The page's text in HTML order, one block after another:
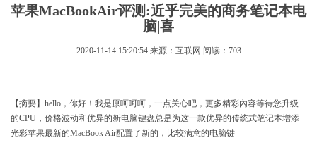
苹果MacBookAir评测:近乎完美的商务笔记本电
脑|喜
2020-11-14 15:20:54 来源：互联网 阅读：703
【摘要】hello，你好！我是原呵呵呵，一点关心吧，更多精彩內容等待您升级
的CPU，价格波动和优异的新电脑键盘总是为这一款优异的传统式笔记本增添
光彩苹果最新的MacBook Air配置了新的，比较满意的电脑键